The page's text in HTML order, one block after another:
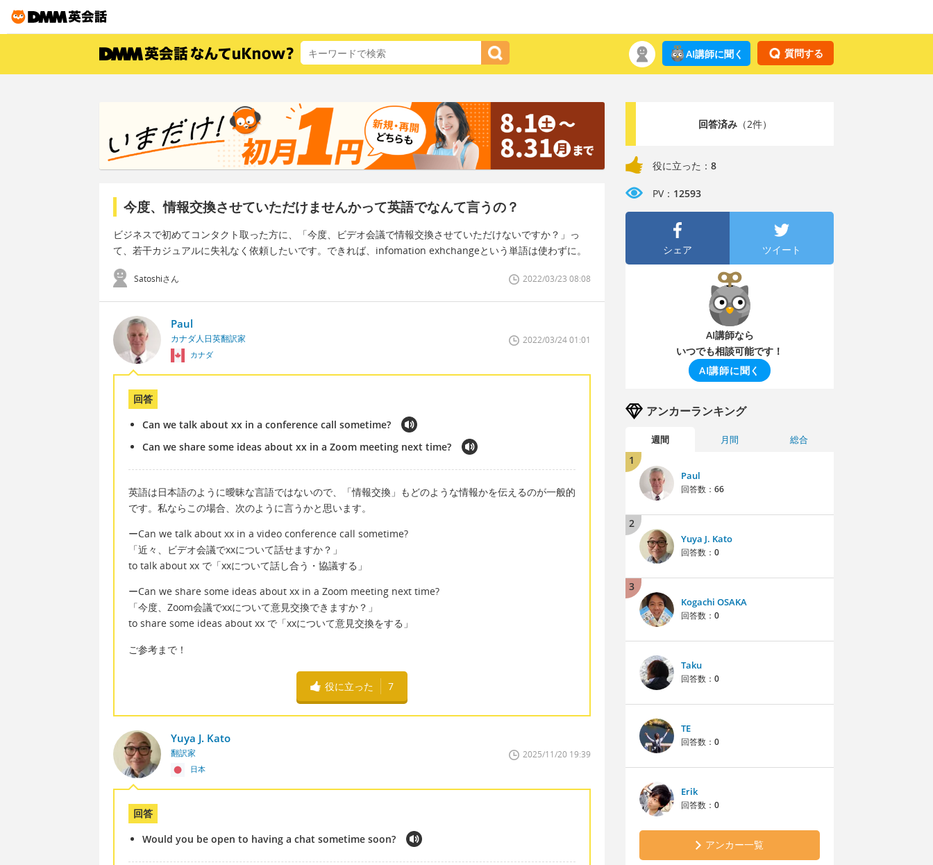
質問する
AI講師に聞く
今度、情報交換させていただけませんかって英語でなんて言うの？
ビジネスで初めてコンタクト取った方に、「今度、ビデオ会議で情報交換させていただけないですか？」っ
て、若干カジュアルに失礼なく依頼したいです。できれば、infomation exhchangeという単語は使わずに。
Satoshiさん 2022/03/23 08:08
Paul
カナダ人日英翻訳家
カナダ
2022/03/24 01:01
回答
Can we talk about xx in a conference call sometime?
Can we share some ideas about xx in a Zoom meeting next time?
英語は日本語のように曖昧な言語ではないので、「情報交換」もどのような情報かを伝えるのが一般的
です。私ならこの場合、次のように言うかと思います。
ーCan we talk about xx in a video conference call sometime?
「近々、ビデオ会議でxxについて話せますか？」
to talk about xx で「xxについて話し合う・協議する」
ーCan we share some ideas about xx in a Zoom meeting next time?
「今度、Zoom会議でxxについて意見交換できますか？」
to share some ideas about xx で「xxについて意見交換をする」
ご参考まで！
役に立った 7
Yuya J. Kato
翻訳家
日本
2025/11/20 19:39
回答
Would you be open to having a chat sometime soon?
回答済み（2件）
役に立った： 8
PV： 12593
シェア ツイート
AI講師なら
いつでも相談可能です！
AI講師に聞く
アンカーランキング
週間 月間 総合
1
Paul
回答数： 66
2
Yuya J. Kato
回答数： 0
3
Kogachi OSAKA
回答数： 0
Taku
回答数： 0
TE
回答数： 0
Erik
回答数： 0
アンカー一覧